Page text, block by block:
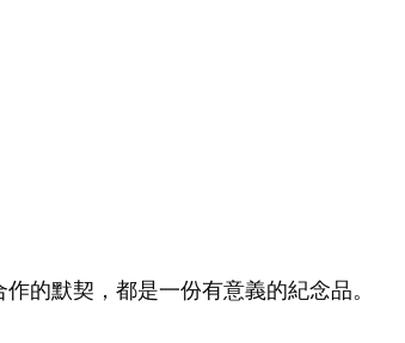
的默契，都是一份有意義的紀念品。